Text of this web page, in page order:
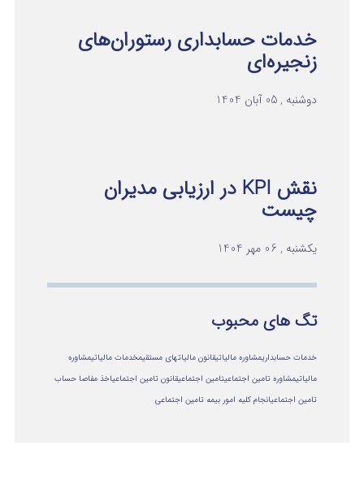
خدمات حسابداری رستوران‌های
زنجیره‌ای
دوشنبه , 05 آبان 1404
نقش KPI در ارزیابی مدیران
چیست
یکشنبه , 06 مهر 1404
تگ های محبوب
خدمات حسابداریمشاوره مالیاتیقانون مالیاتهای مستقیمخدمات مالیاتیمشاوره
مالياتيمشاوره تامین اجتماعیتامین اجتماعیقانون تامین اجتماعیاخذ مفاصا حساب
تامین اجتماعیانجام کلیه امور بیمه تامین اجتماعی